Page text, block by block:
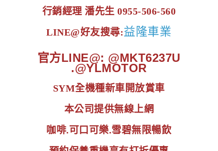
行銷經理 潘先生 0955-506-560
LINE@好友搜尋:益隆車業
官方LINE@: @MKT6237U
.@YLMOTOR
SYM全機種新車開放賞車
本公司提供無線上網
咖啡.可口可樂.雪碧無限暢飲